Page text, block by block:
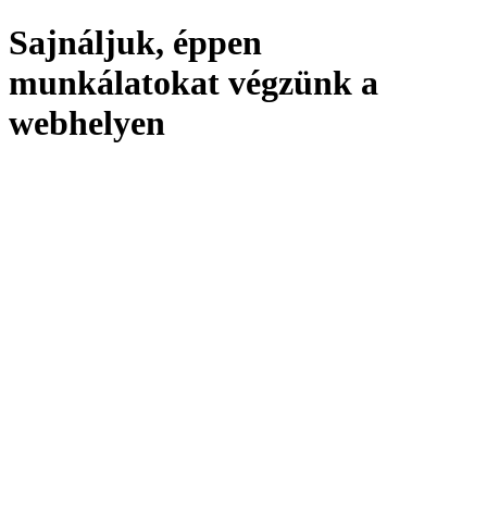
Sajnáljuk, éppen
munkálatokat végzünk a
webhelyen